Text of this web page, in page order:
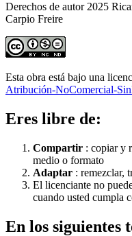
Derechos de autor 2025
Carpio Freire
Esta obra está bajo una
Atribución-NoComercial-
Eres libre de:
Compartir : copiar y
medio o formato
Adaptar : remezclar,
El licenciante no
cuando usted cumpla
En los siguientes